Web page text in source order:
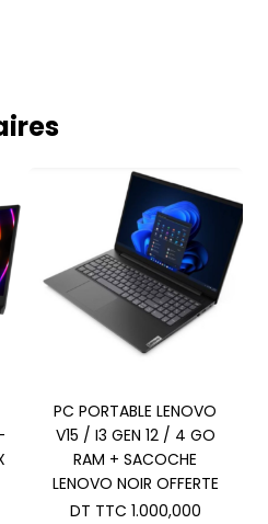
PC PORTABLE LENOVO
V15 / I3 GEN 12 / 4 GO
RAM + SACOCHE
LENOVO NOIR OFFERTE
DT TTC 1.000,000